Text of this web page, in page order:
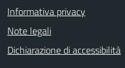
Informativa privacy
Note legali
Dichiarazione di accessibilità